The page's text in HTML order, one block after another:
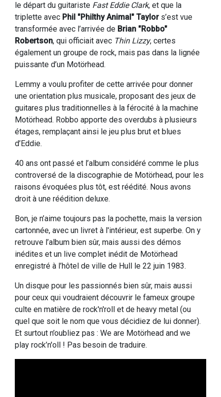
le départ du guitariste Fast Eddie Clark, et que la
triplette avec Phil "Philthy Animal" Taylors’est vue
transformée avec l’arrivée de Brian "Robbo"
Robertson, qui officiait avec Thin Lizzy, certes
également un groupe de rock, mais pas dans la lignée
puissante d’un Motörhead.
Lemmy a voulu profiter de cette arrivée pour donner
une orientation plus musicale, proposant des jeux de
guitares plus traditionnelles à la férocité à la machine
Motörhead. Robbo apporte des overdubs à plusieurs
étages, remplaçant ainsi le jeu plus brut et blues
d’Eddie.
40 ans ont passé et l’album considéré comme le plus
controversé de la discographie de Motörhead, pour les
raisons évoquées plus tôt, est réédité. Nous avons
droit à une réédition deluxe.
Bon, je n’aime toujours pas la pochette, mais la version
cartonnée, avec un livret à l'intérieur, est superbe. On y
retrouve l’album bien sûr, mais aussi des démos
inédites et un live complet inédit de Motörhead
enregistré à l’hôtel de ville de Hull le 22 juin 1983.
Un disque pour les passionnés bien sûr, mais aussi
pour ceux qui voudraient découvrir le fameux groupe
culte en matière de rock'n'roll et de heavy metal (ou
quel que soit le nom que vous décidiez de lui donner).
Et surtout n’oubliez pas : We are Motörhead and we
play rock’n'oll ! Pas besoin de traduire.